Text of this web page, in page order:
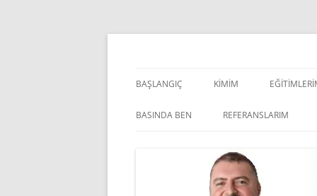
İçeriğe
BAŞLANGIÇ KIMIM
BASINDA BEN REFERANSLARIM